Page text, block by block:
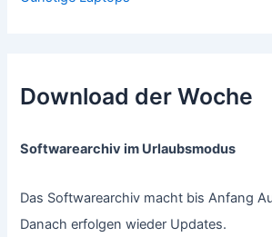
Download der Woche
Softwarearchiv im Urlaubsmodus
Das Softwarearchiv macht bis Anfang
Danach erfolgen wieder Updates.